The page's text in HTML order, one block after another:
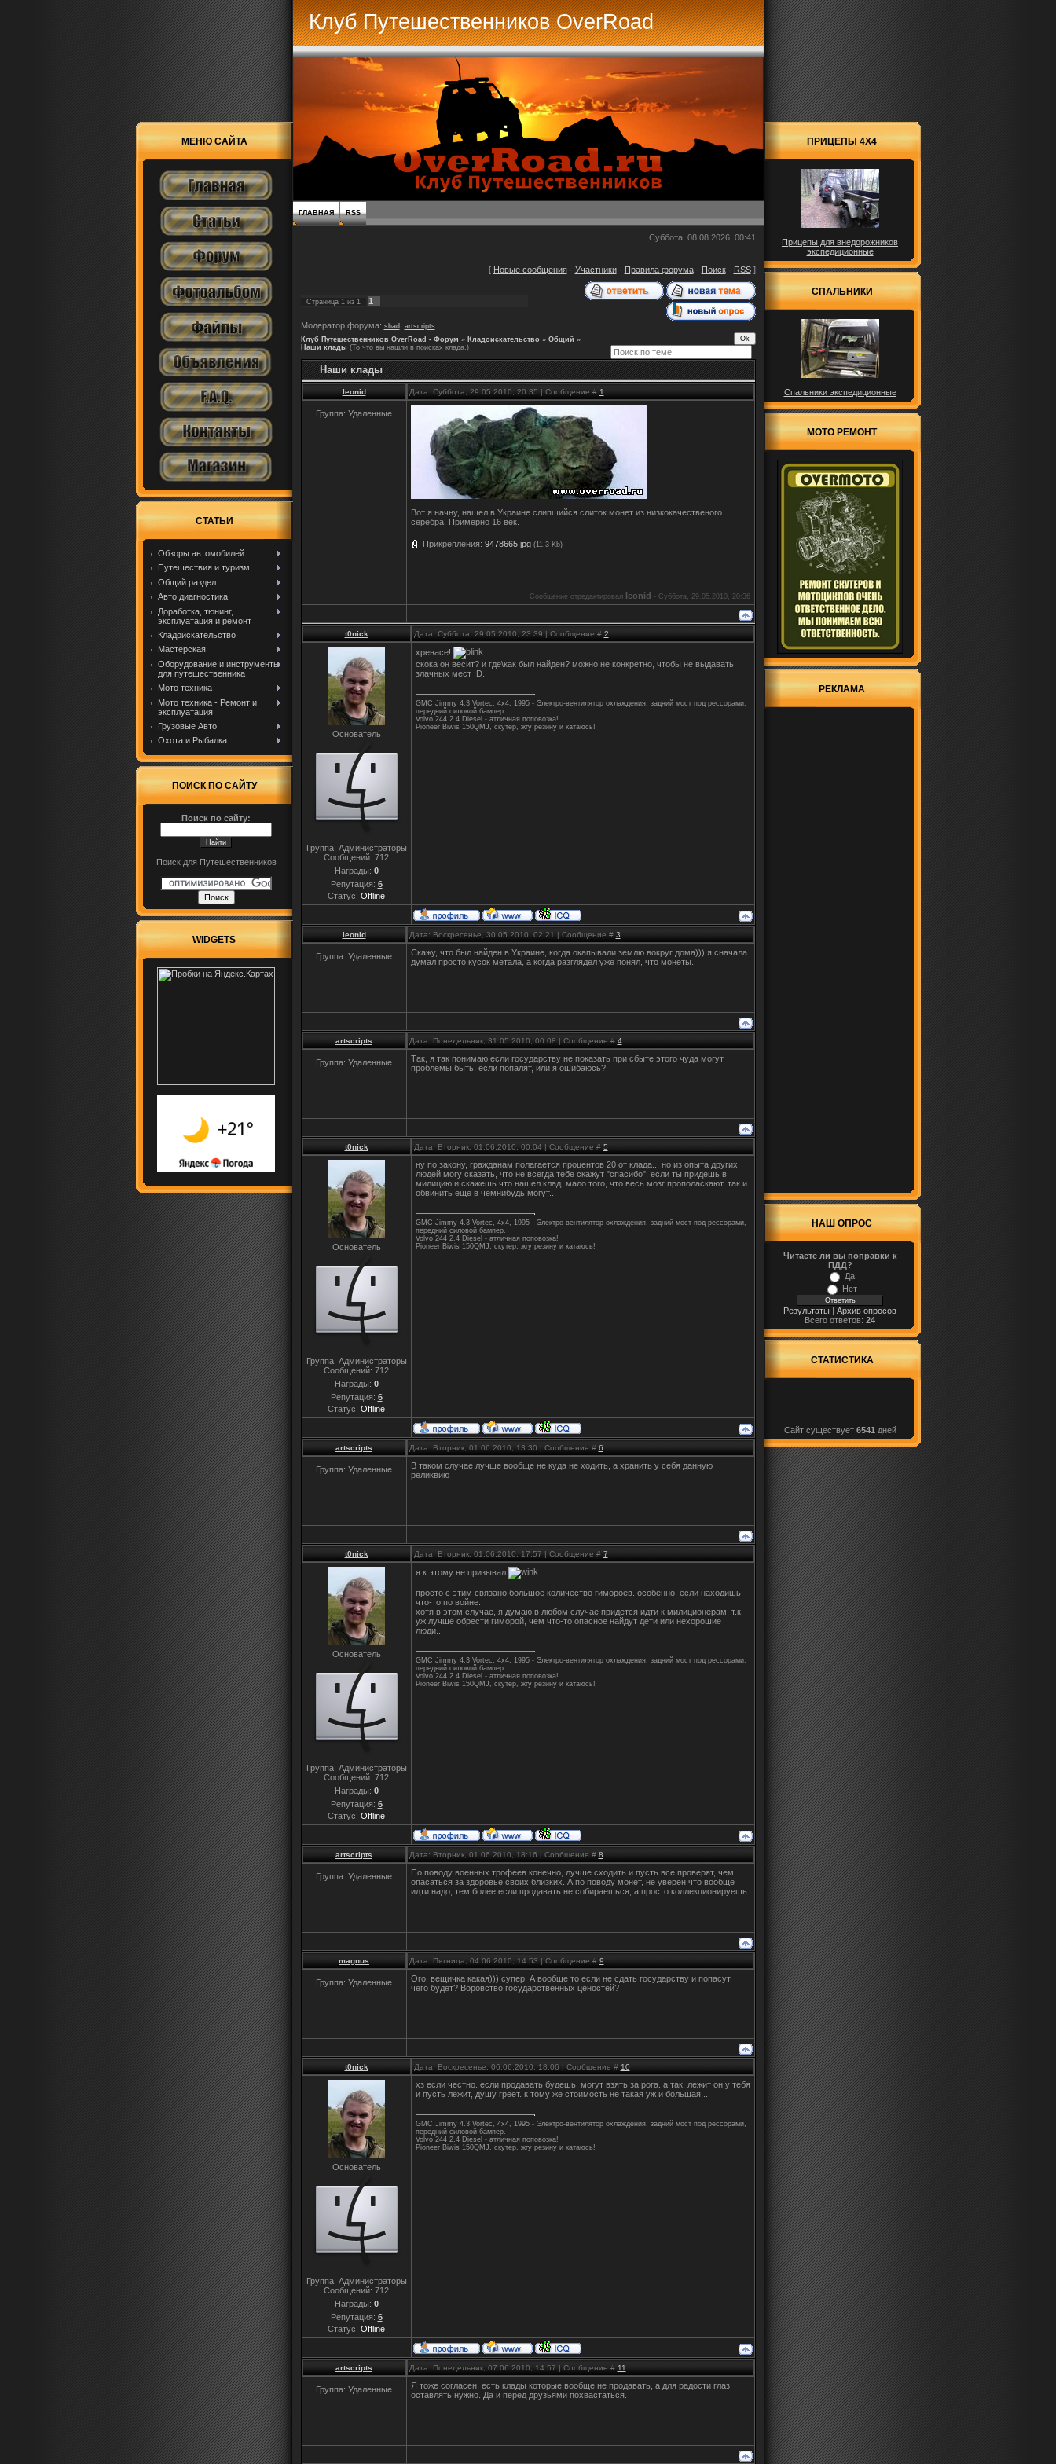
МЕНЮ САЙТА
СТАТЬИ
Обзоры автомобилей
Путешествия и туризм
Общий раздел
Авто диагностика
Доработка, тюнинг,
эксплуатация и ремонт
Кладоискательство
Мастерская
Оборудование и инструменты
для путешественника
Мото техника
Мото техника - Ремонт и
эксплуатация
Грузовые Авто
Охота и Рыбалка
ПОИСК ПО САЙТУ
Поиск по сайту:
Поиск для Путешественников
WIDGETS
Клуб Путешественников OverRoad
ГЛАВНАЯ RSS
Суббота, 08.08.2026, 00:41
[ Новые сообщения· Участники· Правила форума· Поиск· RSS]
Страница 1из 1 1
Модератор форума: shad, artscripts
Клуб Путешественников OverRoad - Форум » Кладоискательство » Общий »
Наши клады (То что вы нашли в поисках клада.)
Наши клады
leonid Дата: Суббота, 29.05.2010, 20:35 | Сообщение # 1
Группа: Удаленные
Вот я начну, нашел в Украине слипшийся слиток монет из низкокачественого
серебра. Примерно 16 век.
Прикрепления: 9478665.jpg (11.3 Kb)
Сообщение отредактировал leonid - Суббота, 29.05.2010, 20:36
t0nick Дата: Суббота, 29.05.2010, 23:39 | Сообщение # 2
Основатель
Группа: Администраторы
Сообщений: 712
Награды: 0
Репутация: 6
Статус: Offline
хренасе!
скока он весит? и где\как был найден? можно не конкретно, чтобы не выдавать
злачных мест :D.
GMC Jimmy 4.3 Vortec, 4x4, 1995 - Электро-вентилятор охлаждения, задний мост под рессорами,
передний силовой бампер.
Volvo 244 2.4 Diesel - атличная поповозка!
Pioneer Biwis 150QMJ, скутер, жгу резину и катаюсь!
leonid Дата: Воскресенье, 30.05.2010, 02:21 | Сообщение # 3
Группа: Удаленные
Скажу, что был найден в Украине, когда окапывали землю вокруг дома))) я сначала
думал просто кусок метала, а когда разглядел уже понял, что монеты.
artscripts Дата: Понедельник, 31.05.2010, 00:08 | Сообщение # 4
Группа: Удаленные
Так, я так понимаю если государству не показать при сбыте этого чуда могут
проблемы быть, если попалят, или я ошибаюсь?
t0nick Дата: Вторник, 01.06.2010, 00:04 | Сообщение # 5
Основатель
Группа: Администраторы
Сообщений: 712
Награды: 0
Репутация: 6
Статус: Offline
ну по закону, гражданам полагается процентов 20 от клада... но из опыта других
людей могу сказать, что не всегда тебе скажут "спасибо", если ты придешь в
милицию и скажешь что нашел клад. мало того, что весь мозг прополаскают, так и
обвинить еще в чемнибудь могут...
GMC Jimmy 4.3 Vortec, 4x4, 1995 - Электро-вентилятор охлаждения, задний мост под рессорами,
передний силовой бампер.
Volvo 244 2.4 Diesel - атличная поповозка!
Pioneer Biwis 150QMJ, скутер, жгу резину и катаюсь!
artscripts Дата: Вторник, 01.06.2010, 13:30 | Сообщение # 6
Группа: Удаленные
В таком случае лучше вообще не куда не ходить, а хранить у себя данную
реликвию
t0nick Дата: Вторник, 01.06.2010, 17:57 | Сообщение # 7
Основатель
Группа: Администраторы
Сообщений: 712
Награды: 0
Репутация: 6
Статус: Offline
я к этому не призывал
просто с этим связано большое количество гимороев. особенно, если находишь
что-то по войне.
хотя в этом случае, я думаю в любом случае придется идти к милиционерам, т.к.
уж лучше обрести гиморой, чем что-то опасное найдут дети или нехорошие
люди...
GMC Jimmy 4.3 Vortec, 4x4, 1995 - Электро-вентилятор охлаждения, задний мост под рессорами,
передний силовой бампер.
Volvo 244 2.4 Diesel - атличная поповозка!
Pioneer Biwis 150QMJ, скутер, жгу резину и катаюсь!
artscripts Дата: Вторник, 01.06.2010, 18:16 | Сообщение # 8
Группа: Удаленные
По поводу военных трофеев конечно, лучше сходить и пусть все проверят, чем
опасаться за здоровье своих близких. А по поводу монет, не уверен что вообще
идти надо, тем более если продавать не собираешься, а просто коллекционируешь.
magnus Дата: Пятница, 04.06.2010, 14:53 | Сообщение # 9
Группа: Удаленные
Ого, вещичка какая))) супер. А вообще то если не сдать государству и попасут,
чего будет? Воровство государственных ценостей?
t0nick Дата: Воскресенье, 06.06.2010, 18:06 | Сообщение # 10
Основатель
Группа: Администраторы
Сообщений: 712
Награды: 0
Репутация: 6
Статус: Offline
хз если честно. если продавать будешь, могут взять за рога. а так, лежит он у тебя
и пусть лежит, душу греет. к тому же стоимость не такая уж и большая...
GMC Jimmy 4.3 Vortec, 4x4, 1995 - Электро-вентилятор охлаждения, задний мост под рессорами,
передний силовой бампер.
Volvo 244 2.4 Diesel - атличная поповозка!
Pioneer Biwis 150QMJ, скутер, жгу резину и катаюсь!
artscripts Дата: Понедельник, 07.06.2010, 14:57 | Сообщение # 11
Группа: Удаленные
Я тоже согласен, есть клады которые вообще не продавать, а для радости глаз
оставлять нужно. Да и перед друзьями похвастаться.
ПРИЦЕПЫ 4X4
Прицепы для внедорожников
экспедиционные
СПАЛЬНИКИ
Спальники экспедиционные
МОТО РЕМОНТ
РЕКЛАМА
НАШ ОПРОС
Читаете ли вы поправки к
ПДД?
Да
Нет
Результаты | Архив опросов
Всего ответов: 24
СТАТИСТИКА
Сайт существует 6541 дней